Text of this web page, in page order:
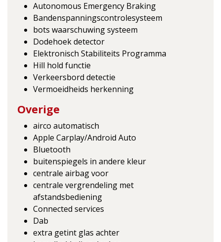
Autonomous Emergency Braking
Bandenspanningscontrolesysteem
bots waarschuwing systeem
Dodehoek detector
Elektronisch Stabiliteits Programma
Hill hold functie
Verkeersbord detectie
Vermoeidheids herkenning
Overige
airco automatisch
Apple Carplay/Android Auto
Bluetooth
buitenspiegels in andere kleur
centrale airbag voor
centrale vergrendeling met
afstandsbediening
Connected services
Dab
extra getint glas achter